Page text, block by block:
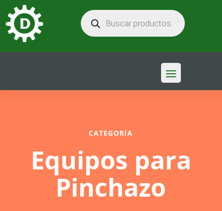
BÚSQUEDA
DE
PRODUCTOS
CATEGORÍA
Equipos para
Pinchazo